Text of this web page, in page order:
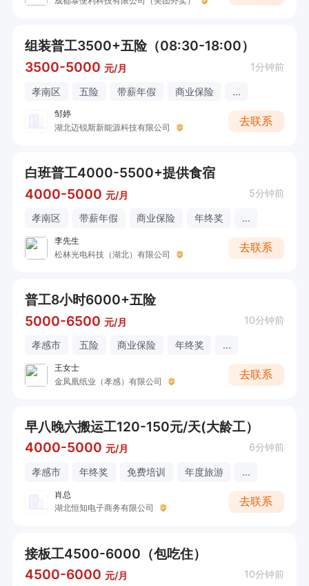
组装普工3500+五险（08:30-18:00）
3500-5000 元/月 1分钟前
孝南区 五险 带薪年假 商业保险 ...
邹婷
湖北迈锐斯新能源科技有限公司
去联系
白班普工4000-5500+提供食宿
4000-5000 元/月 5分钟前
孝南区 带薪年假 商业保险 年终奖 ...
李先生
松林光电科技（湖北）有限公司
去联系
普工8小时6000+五险
5000-6500 元/月 10分钟前
孝感市 五险 商业保险 年终奖 ...
王女士
金凤凰纸业（孝感）有限公司
去联系
早八晚六搬运工120-150元/天(大龄工）
4000-5000 元/月 6分钟前
孝感市 年终奖 免费培训 年度旅游 ...
肖总
湖北恒知电子商务有限公司
去联系
接板工4500-6000（包吃住）
4500-6000 元/月 10分钟前